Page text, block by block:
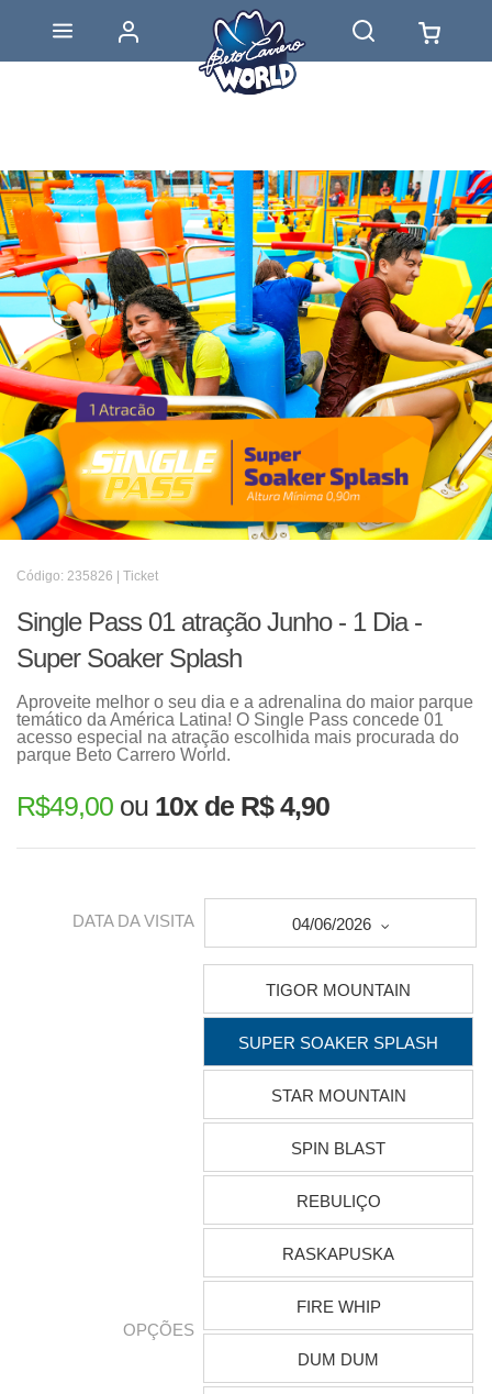
Código: 235826 | Ticket
Single Pass 01 atração Junho - 1 Dia -
Super Soaker Splash
Aproveite melhor o seu dia e a adrenalina do maior parque
temático da América Latina! O Single Pass concede 01
acesso especial na atração escolhida mais procurada do
parque Beto Carrero World.
R$49,00 ou 10x de R$ 4,90
DATA DA VISITA 04/06/2026
OPÇÕES
TIGOR MOUNTAIN
SUPER SOAKER SPLASH
STAR MOUNTAIN
SPIN BLAST
REBULIÇO
RASKAPUSKA
FIRE WHIP
DUM DUM